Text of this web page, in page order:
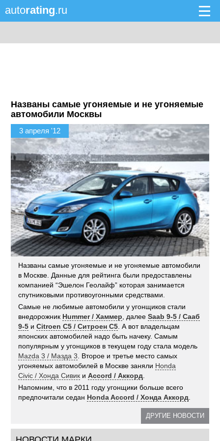
autorating.ru
Названы самые угоняемые и не угоняемые
автомобили Москвы
3 апреля '12
Названы самые угоняемые и не угоняемые автомобили
в Москве. Данные для рейтинга были предоставлены
компанией “Эшелон Геолайф” которая занимается
спутниковыми противоугонными средствами.
Самые не любимые автомобили у угонщиков стали
внедорожник Hummer / Хаммер , далееSaab 9-5 / Сааб
9-5 иCitroen C5 / Ситроен C5 . А вот владельцам
японских автомобилей надо быть начеку. Самым
популярным у угонщиков в текущем году стала модель
Mazda 3 / Мазда 3 . Второе и третье место самых
угоняемых автомобилей в Москве заняли Honda
Civic / Хонда Сивик иAccord / Аккорд
Напомним, что в 2011 году угонщики больше всего
предпочитали седан Honda Accord / Хонда Аккорд
ДРУГИЕ НОВОСТИ